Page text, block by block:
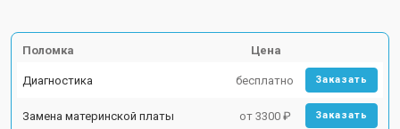
Поломка Цена
Диагностика бесплатно Заказать
Замена материнской платы от 3300 ₽ Заказать